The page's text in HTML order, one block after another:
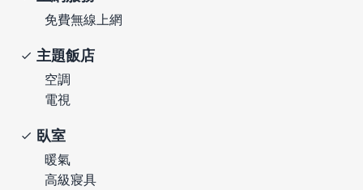
免費無線上網
主題飯店
空調
電視
臥室
暖氣
高級寢具